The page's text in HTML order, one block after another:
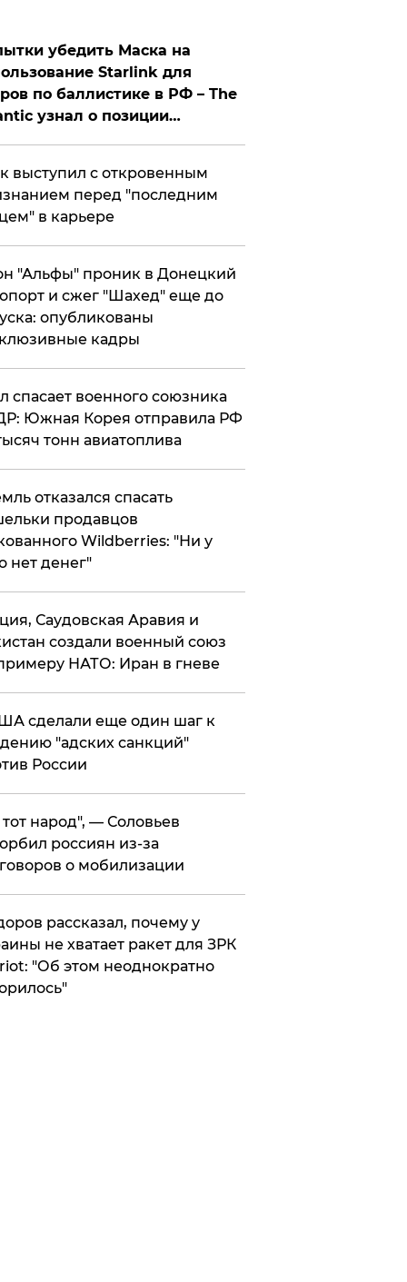
убедить Маска на
Starlink для
по баллистике в РФ – The
узнал о позиции
выступил с откровенным
перед "последним
в карьере
"Альфы" проник в Донецкий
и сжег "Шахед" еще до
опубликованы
кадры
спасает военного союзника
Южная Корея отправила РФ
тонн авиатоплива
отказался спасать
продавцов
Wildberries: "Ни у
нет денег"
Саудовская Аравия и
создали военный союз
НАТО: Иран в гневе
сделали еще один шаг к
"адских санкций"
России
народ", — Соловьев
россиян из-за
о мобилизации
рассказал, почему у
не хватает ракет для ЗРК
"Об этом неоднократно